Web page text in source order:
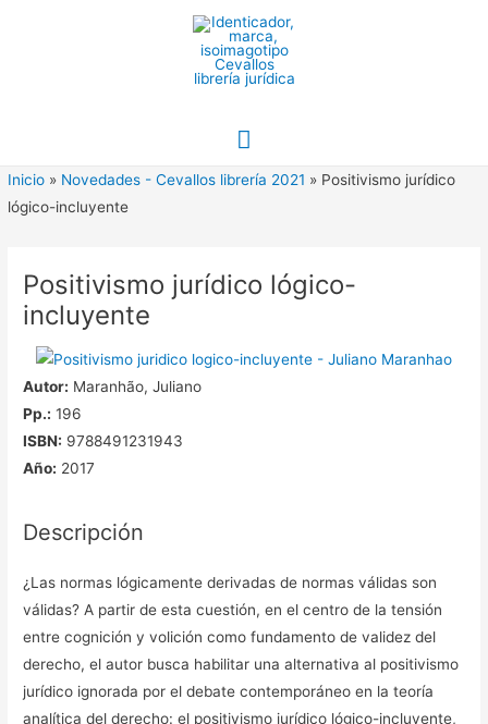
Menú
principal
Inicio » Novedades - Cevallos librería 2021 » Positivismo jurídico
lógico-incluyente
Positivismo jurídico lógico-
incluyente
Autor: Maranhão, Juliano
Pp.: 196
ISBN: 9788491231943
Año: 2017
Descripción
¿Las normas lógicamente derivadas de normas válidas son
válidas? A partir de esta cuestión, en el centro de la tensión
entre cognición y volición como fundamento de validez del
derecho, el autor busca habilitar una alternativa al positivismo
jurídico ignorada por el debate contemporáneo en la teoría
analítica del derecho: el positivismo jurídico lógico-incluyente,